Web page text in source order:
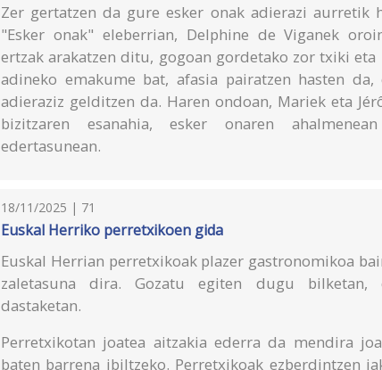
Zer gertatzen da gure esker onak adierazi aurretik
"Esker onak" eleberrian, Delphine de Viganek
ertzak arakatzen ditu, gogoan gordetako zor txiki
adineko emakume bat, afasia pairatzen hasten
adieraziz gelditzen da. Haren ondoan, Mariek eta
bizitzaren esanahia, esker onaren
edertasunean.
18/11/2025 | 71
Euskal Herriko perretxikoen gida
Euskal Herrian perretxikoak plazer gastronomikoa
zaletasuna dira. Gozatu egiten dugu bilketan,
dastaketan.
Perretxikotan joatea aitzakia ederra da mendira
baten barrena ibiltzeko. Perretxikoak ezberdintzen